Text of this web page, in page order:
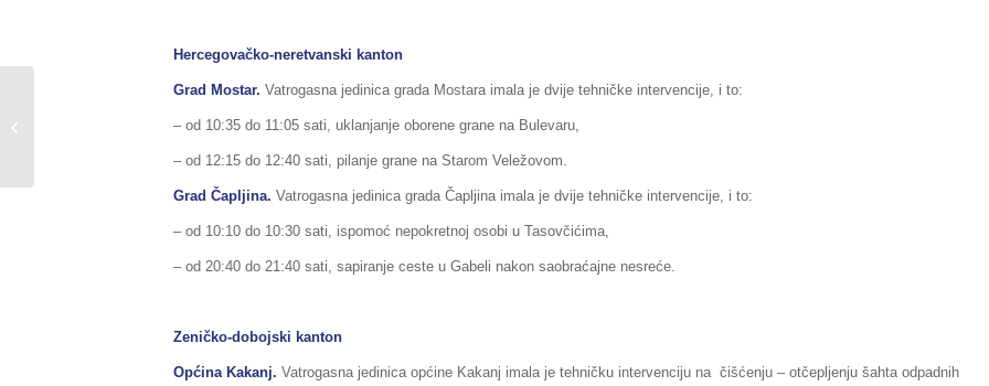
Hercegovačko-neretvanski kanton
Grad Mostar. Vatrogasna jedinica grada Mostara imala je dvije tehničke intervencije, i to:
– od 10:35 do 11:05 sati, uklanjanje oborene grane na Bulevaru,
– od 12:15 do 12:40 sati, pilanje grane na Starom Veležovom.
Grad Čapljina. Vatrogasna jedinica grada Čapljina imala je dvije tehničke intervencije, i to:
– od 10:10 do 10:30 sati, ispomoć nepokretnoj osobi u Tasovčićima,
– od 20:40 do 21:40 sati, sapiranje ceste u Gabeli nakon saobraćajne nesreće.
Zeničko-dobojski kanton
Općina Kakanj. Vatrogasna jedinica općine Kakanj imala je tehničku intervenciju na čišćenju – otčepljenju šahta odpadnih
prirodnih i drugih nesreća na